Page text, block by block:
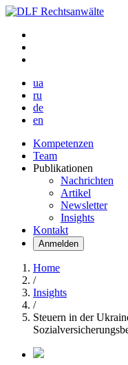
ua
ru
de
en
Kompetenzen
Team
Publikationen
Nachrichten
Artikel
Newsletter
Insights
Kontakt
Anmelden
Home
/
Insights
/
Steuern in der